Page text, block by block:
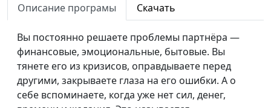
психолог
Как перестать стыдиться
своих желаний
Юлия Синицына,
Надежда Орлюк,
Как справиться с
тревогой о будущем
Юлия Синицына,
Надежда Орлюк,
Описание програмы Скачать
Вы постоянно решаете проблемы партнёра —
финансовые, эмоциональные, бытовые. Вы
тянете его из кризисов, оправдываете перед
другими, закрываете глаза на его ошибки. А о
себе вспоминаете, когда уже нет сил, денег,